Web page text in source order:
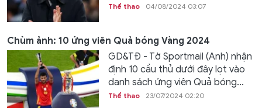
Thể thao 04/08/2024 03:07
Chùm ảnh: 10 ứng viên Quả bóng Vàng 2024
GD&TĐ - Tờ Sportmail (Anh) nhận
định 10 cầu thủ dưới đây lọt vào
danh sách ứng viên Quả bóng...
Thể thao 23/07/2024 02:20